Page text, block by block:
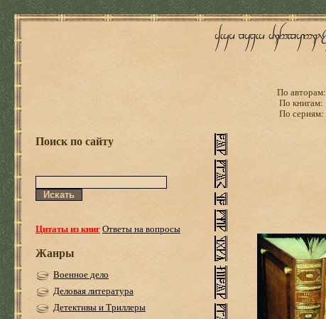
По авторам:
По книгам:
По сериям:
Поиск по сайту
Цитаты из книгОтветы на вопросы
Жанры
Военное дело
Деловая литература
Детективы и Триллеры